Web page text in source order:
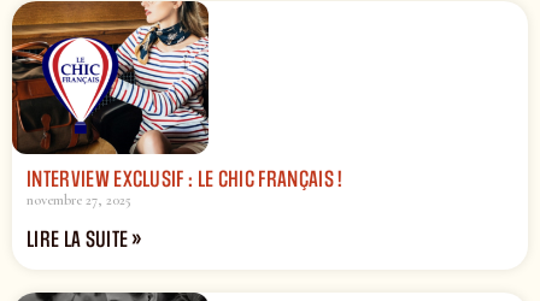
INTERVIEW EXCLUSIF : LE CHIC FRANÇAIS !
novembre 27, 2025
LIRE LA SUITE »